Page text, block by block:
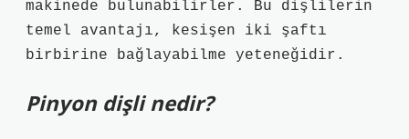
makinede bulunabilirler. Bu dişlilerin
temel avantajı, kesişen iki şaftı
birbirine bağlayabilme yeteneğidir.
Pinyon dişli nedir?